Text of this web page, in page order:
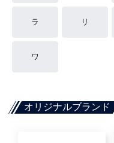
ラ リ
ワ
オリジナルブランド